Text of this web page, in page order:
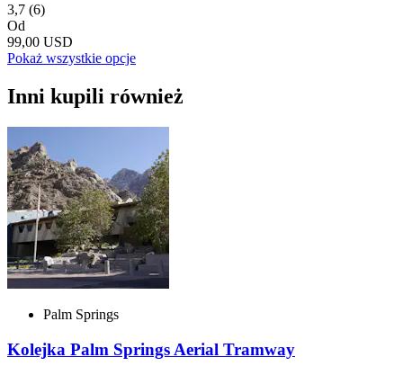
3,7 (6)
Od
99,00 USD
Pokaż wszystkie opcje
Inni kupili również
Palm Springs
Kolejka Palm Springs Aerial Tramway